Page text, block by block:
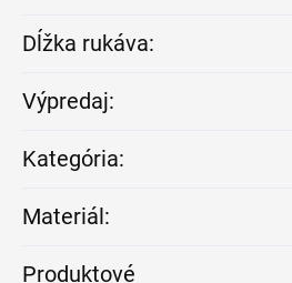
Dĺžka rukáva:
Výpredaj:
Kategória:
Materiál:
Produktové